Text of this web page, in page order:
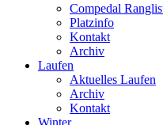
Compedal
Platzinfo
Kontakt
Archiv
Laufen
Aktuelles Laufen
Archiv
Kontakt
Winter